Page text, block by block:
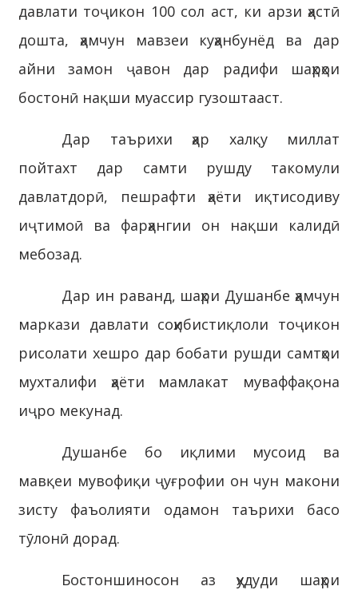
давлати тоҷикон 100 сол аст, ки арзи ҳастӣ
дошта, ҳамчун мавзеи куҳанбунёд ва дар
айни замон ҷавон дар радифи шаҳрҳои
бостонӣ нақши муассир гузоштааст.
Дар таърихи ҳар халқу миллат
пойтахт дар самти рушду такомули
давлатдорӣ, пешрафти ҳаёти иқтисодиву
иҷтимоӣ ва фарҳангии он нақши калидӣ
мебозад.
Дар ин раванд, шаҳри Душанбе ҳамчун
маркази давлати соҳибистиқлоли тоҷикон
рисолати хешро дар бобати рушди самтҳои
мухталифи ҳаёти мамлакат муваффақона
иҷро мекунад.
Душанбе бо иқлими мусоид ва
мавқеи мувофиқи ҷуғрофии он чун макони
зисту фаъолияти одамон таърихи басо
тӯлонӣ дорад.
Бостоншиносон аз ҳудуди шаҳри